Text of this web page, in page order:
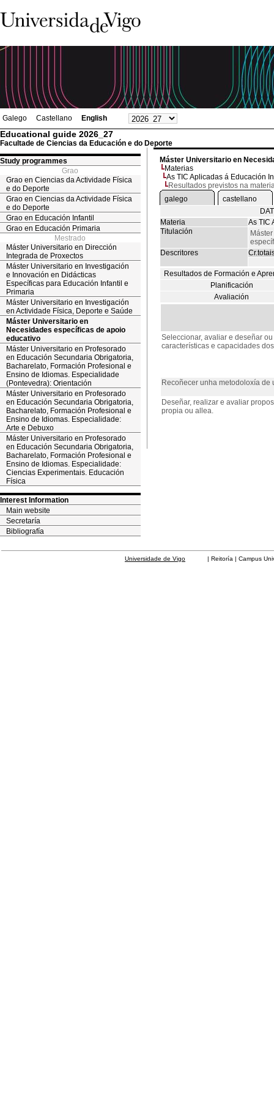
Galego Castellano English
Educational guide 2026_27
Facultade de Ciencias da Educación e do Deporte
Study programmes
Grao
Grao en Ciencias da Actividade Física
e do Deporte
Grao en Ciencias da Actividade Física
e do Deporte
Grao en Educación Infantil
Grao en Educación Primaria
Mestrado
Máster Universitario en Dirección
Integrada de Proxectos
Máster Universitario en Investigación
e Innovación en Didácticas
Específicas para Educación Infantil e
Primaria
Máster Universitario en Investigación
en Actividade Física, Deporte e Saúde
Máster Universitario en
Necesidades específicas de apoio
educativo
Máster Universitario en Profesorado
en Educación Secundaria Obrigatoria,
Bacharelato, Formación Profesional e
Ensino de Idiomas. Especialidade
(Pontevedra): Orientación
Máster Universitario en Profesorado
en Educación Secundaria Obrigatoria,
Bacharelato, Formación Profesional e
Ensino de Idiomas. Especialidade:
Arte e Debuxo
Máster Universitario en Profesorado
en Educación Secundaria Obrigatoria,
Bacharelato, Formación Profesional e
Ensino de Idiomas. Especialidade:
Ciencias Experimentais. Educación
Física
Interest Information
Main website
Secretaría
Bibliografía
Máster Universitario en
Materias
As TIC Aplicadas á Educación
Resultados previstos na
galego
castellano
Materia
As TIC
Titulación
Descritores
Resultados de Formación e
Planificación
Avaliación
Seleccionar, avaliar e deseñar
características e capacidades
Recoñecer unha metodoloxía
Deseñar, realizar e avaliar
propia ou allea.
Universidade de Vigo | Reitoría | Campus